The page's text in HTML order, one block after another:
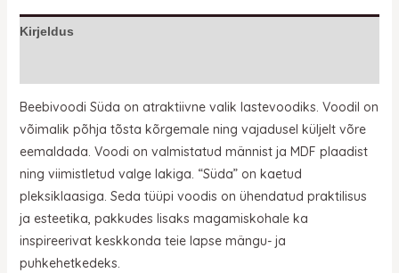
Kirjeldus
Beebivoodi Süda on atraktiivne valik lastevoodiks. Voodil on
võimalik põhja tõsta kõrgemale ning vajadusel küljelt võre
eemaldada. Voodi on valmistatud männist ja MDF plaadist
ning viimistletud valge lakiga. “Süda” on kaetud
pleksiklaasiga. Seda tüüpi voodis on ühendatud praktilisus
ja esteetika, pakkudes lisaks magamiskohale ka
inspireerivat keskkonda teie lapse mängu- ja
puhkehetkedeks.